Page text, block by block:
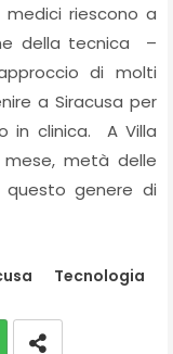
riescono a
della tecnica –
di molti
a Siracusa per
in clinica. A Villa
mese, metà delle
genere di
Tecnologia